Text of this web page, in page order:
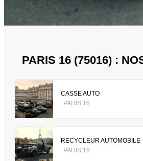
PARIS 16 (75016) :
CASSE AUTO
PARIS 16
RECYCLEUR AUTOMOBILE
PARIS 16